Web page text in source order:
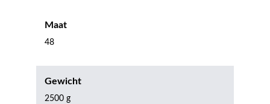
Maat
48
Gewicht
2500 g